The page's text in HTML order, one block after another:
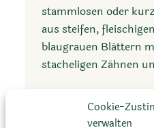
Cookie-
verwalten
stammlosen oder
aus steifen,
blaugrauen Blättern
stacheligen Zähnen